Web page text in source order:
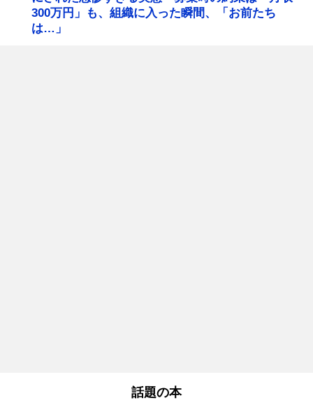
300万円」も、組織に入った瞬間、「お前たち
は…」
話題の本